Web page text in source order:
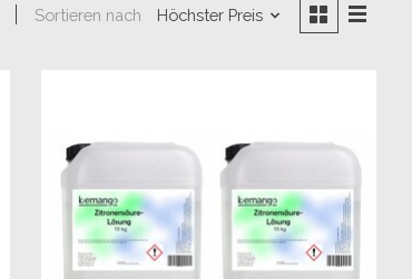
Sortieren nach Höchster Preis